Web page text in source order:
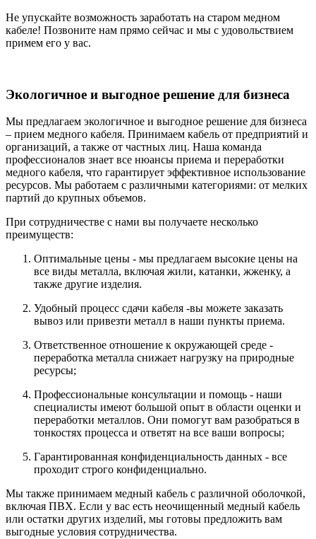
Не упускайте возможность заработать на старом медном
кабеле! Позвоните нам прямо сейчас и мы с удовольствием
примем его у вас.
Экологичное и выгодное решение для бизнеса
Мы предлагаем экологичное и выгодное решение для бизнеса
– прием медного кабеля. Принимаем кабель от предприятий и
организаций, а также от частных лиц. Наша команда
профессионалов знает все нюансы приема и переработки
медного кабеля, что гарантирует эффективное использование
ресурсов. Мы работаем с различными категориями: от мелких
партий до крупных объемов.
При сотрудничестве с нами вы получаете несколько
преимуществ:
Оптимальные цены - мы предлагаем высокие цены на
все виды металла, включая жили, катанки, жженку, а
также другие изделия.
Удобный процесс сдачи кабеля -вы можете заказать
вывоз или привезти металл в наши пункты приема.
Ответственное отношение к окружающей среде -
переработка металла снижает нагрузку на природные
ресурсы;
Профессиональные консультации и помощь - наши
специалисты имеют большой опыт в области оценки и
переработки металлов. Они помогут вам разобраться в
тонкостях процесса и ответят на все ваши вопросы;
Гарантированная конфиденциальность данных - все
проходит строго конфиденциально.
Мы также принимаем медный кабель с различной оболочкой,
включая ПВХ. Если у вас есть неочищенный медный кабель
или остатки других изделий, мы готовы предложить вам
выгодные условия сотрудничества.